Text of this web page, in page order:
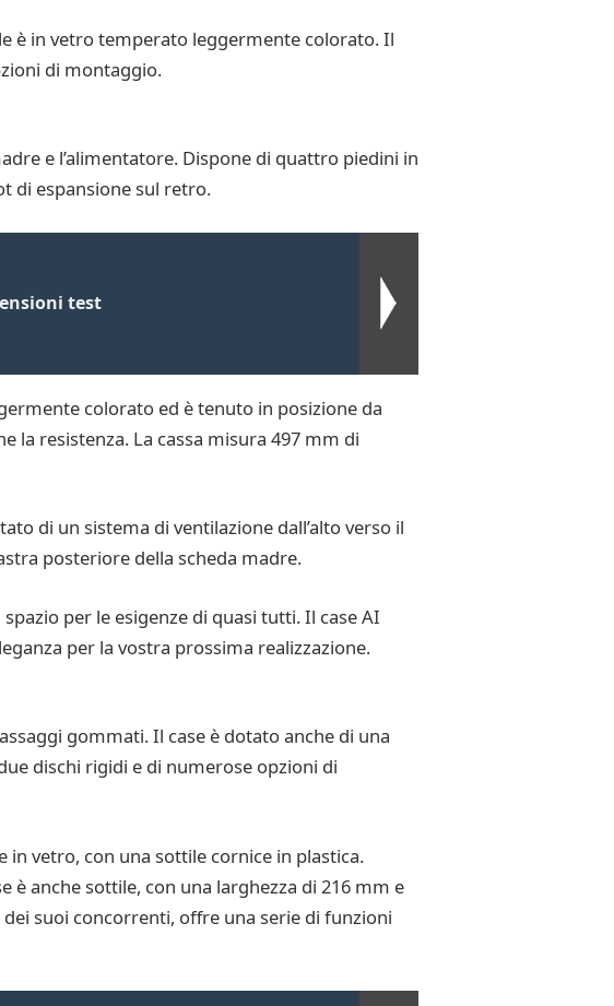
è in vetro temperato leggermente colorato. Il
di montaggio.
e l’alimentatore. Dispone di quattro piedini in
di espansione sul retro.
test
colorato ed è tenuto in posizione da
resistenza. La cassa misura 497 mm di
di un sistema di ventilazione dall’alto verso il
posteriore della scheda madre.
per le esigenze di quasi tutti. Il case AI
per la vostra prossima realizzazione.
gommati. Il case è dotato anche di una
dischi rigidi e di numerose opzioni di
in vetro, con una sottile cornice in plastica.
è anche sottile, con una larghezza di 216 mm e
suoi concorrenti, offre una serie di funzioni